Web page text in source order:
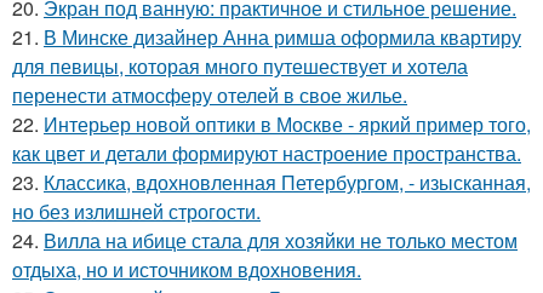
20. Экран под ванную: практичное и стильное решение.
21. В Минске дизайнер Анна римша оформила квартиру
для певицы, которая много путешествует и хотела
перенести атмосферу отелей в свое жилье.
22. Интерьер новой оптики в Москве - яркий пример того,
как цвет и детали формируют настроение пространства.
23. Классика, вдохновленная Петербургом, - изысканная,
но без излишней строгости.
24. Вилла на ибице стала для хозяйки не только местом
отдыха, но и источником вдохновения.